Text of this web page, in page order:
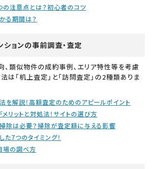
の注意点とは？初心者のコツ
る期間は？
ションの事前調査・査定
、類似物件の成約事例、エリア特性等を考慮
は「机上査定」と「訪問査定」の2種類ありま
を解説！高額査定のためのアピールポイント
リットと対処法！サイトの選び方
除は必要？掃除が査定額に与える影響
た7つのタイミング！
場の調べ方